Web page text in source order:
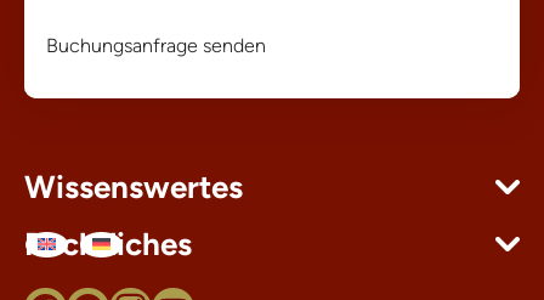
Wissenswertes
Rechtliches
Buchungsanfrage senden